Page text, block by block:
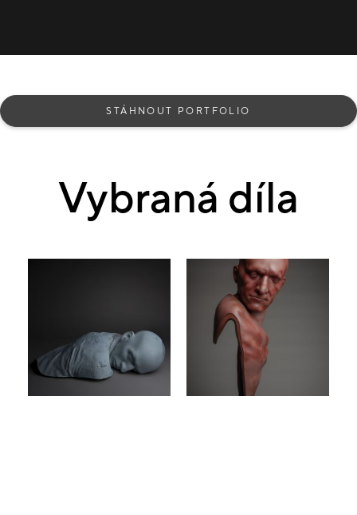
STÁHNOUT PORTFOLIO
Vybraná díla